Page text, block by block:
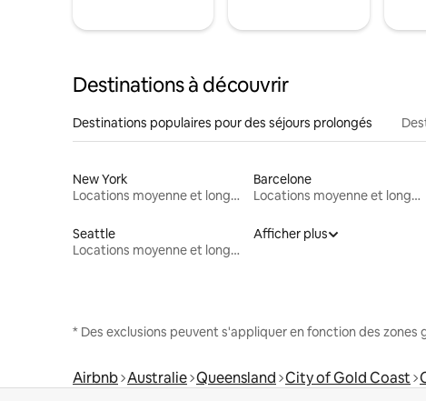
Destinations à découvrir
Destinations populaires pour des séjours prolongés
New York
Locations moyenne et longue durée
Barcelone
Locations moyenne et longue durée
Seattle
Locations moyenne et longue durée
Afficher plus
* Des exclusions peuvent s'appliquer en fonction des
Airbnb Australie Queensland City of Gold Coast